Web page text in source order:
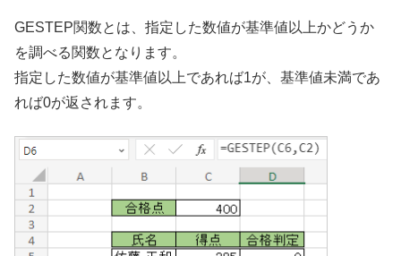
GESTEP関数とは、指定した数値が基準値以上かどうか
を調べる関数となります。
指定した数値が基準値以上であれば1が、基準値未満であ
れば0が返されます。